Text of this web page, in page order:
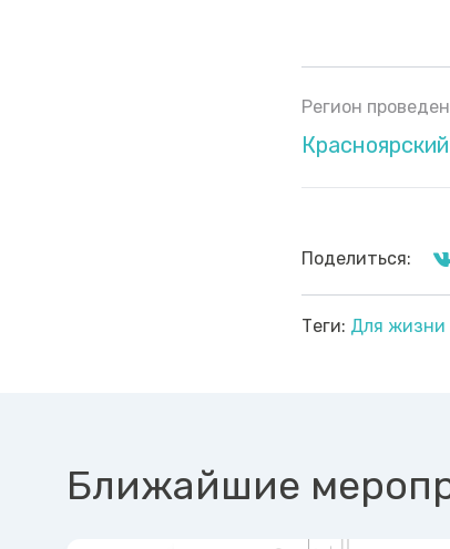
Регион
Поделиться:
Теги: Для жизни
Ближайшие